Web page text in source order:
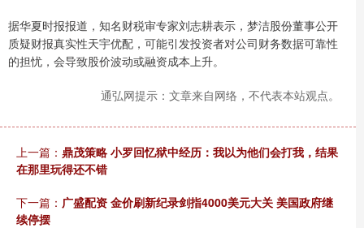
据华夏时报报道，知名财税审专家刘志耕表示，梦洁股份董事公开
质疑财报真实性天宇优配，可能引发投资者对公司财务数据可靠性
的担忧，会导致股价波动或融资成本上升‌。
通弘网提示：文章来自网络，不代表本站观点。
上一篇： 鼎茂策略 小罗回忆狱中经历：我以为他们会打我，结果
在那里玩得还不错
下一篇： 广盛配资 金价刷新纪录剑指4000美元大关 美国政府继
续停摆